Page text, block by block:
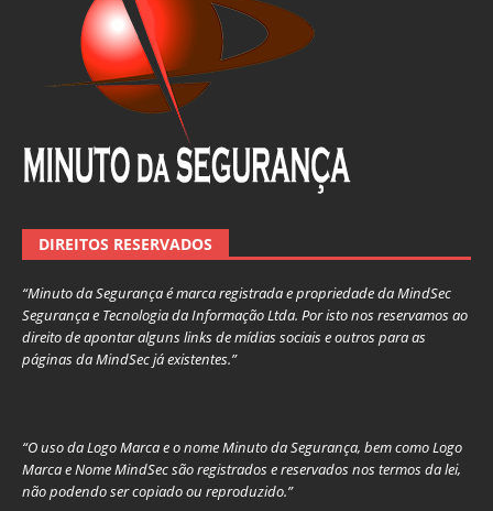
DIREITOS RESERVADOS
“Minuto da Segurança é marca registrada e propriedade da MindSec
Segurança e Tecnologia da Informação Ltda. Por isto nos reservamos ao
direito de apontar alguns links de mídias sociais e outros para as
páginas da MindSec já existentes.”
“O uso da Logo Marca e o nome Minuto da Segurança, bem como Logo
Marca e Nome MindSec são registrados e reservados nos termos da lei,
não podendo ser copiado ou reproduzido.”